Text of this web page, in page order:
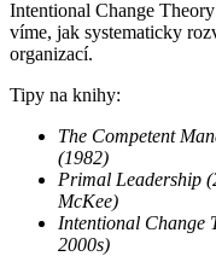
Intentional Change
víme, jak systematicky
organizací.
Tipy na knihy:
The Competent
(1982)
Primal Leadership
McKee)
Intentional Change
2000s)